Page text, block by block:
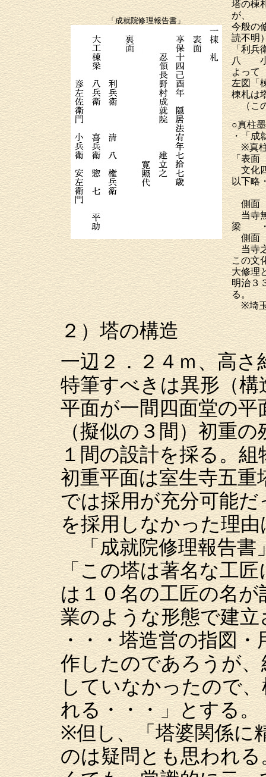
「成就院修理報告書」
塔の棟
が、
今般の
読不明
「利
八 小
よって
左図「
棟札は
（この
○真柱
・「成
※真柱
「表面
文化四
以下略
側面
当寺無
梁 ・
側面
当寺
この文
大修理
明治３
る。
※埼玉
２）塔の構造
一辺２．２４ｍ、高
特筆すべきは異形（
平面が一間四面堂の
（擬似の３間）初重
１間の設計を採る。
初重平面は室生寺五
では採用が充分可能
を採用しなかった理
「成就院修理報告書
「この塔は著名な工
は１０名の工匠の名
業のような形態で建
・・・塔造営の指図
作したのであろうが
していなかったので
れる・・・」とする。
※但し、「塔婆関係に
のは疑問とも思われ